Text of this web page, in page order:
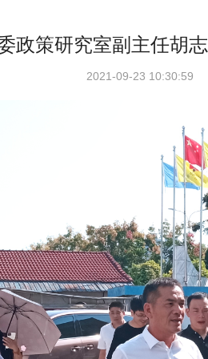
政策研究室副主任胡
2021-09-23